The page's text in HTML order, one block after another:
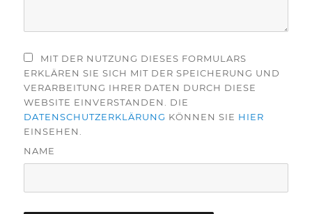
MIT DER NUTZUNG DIESES FORMULARS
ERKLÄREN SIE SICH MIT DER SPEICHERUNG UND
VERARBEITUNG IHRER DATEN DURCH DIESE
WEBSITE EINVERSTANDEN. DIE
DATENSCHUTZERKLÄRUNG KÖNNEN SIE HIER
EINSEHEN.
NAME